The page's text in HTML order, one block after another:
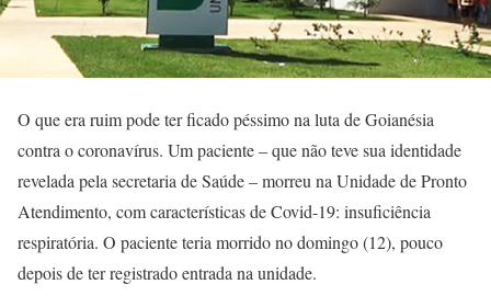
O que era ruim pode ter ficado péssimo na luta de Goianésia
contra o coronavírus. Um paciente – que não teve sua identidade
revelada pela secretaria de Saúde – morreu na Unidade de Pronto
Atendimento, com características de Covid-19: insuficiência
respiratória. O paciente teria morrido no domingo (12), pouco
depois de ter registrado entrada na unidade.